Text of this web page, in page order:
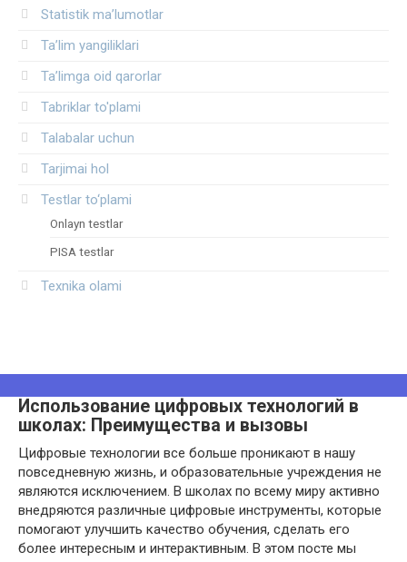
Statistik ma’lumotlar
Ta’lim yangiliklari
Ta’limga oid qarorlar
Tabriklar to'plami
Talabalar uchun
Tarjimai hol
Testlar to‘plami
Onlayn testlar
PISA testlar
Texnika olami
Использование цифровых технологий в
школах: Преимущества и вызовы
Цифровые технологии все больше проникают в нашу
повседневную жизнь, и образовательные учреждения не
являются исключением. В школах по всему миру активно
внедряются различные цифровые инструменты, которые
помогают улучшить качество обучения, сделать его
более интересным и интерактивным. В этом посте мы